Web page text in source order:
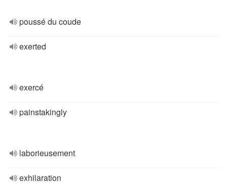
poussé du coude
exerted
exercé
painstakingly
laborieusement
exhilaration